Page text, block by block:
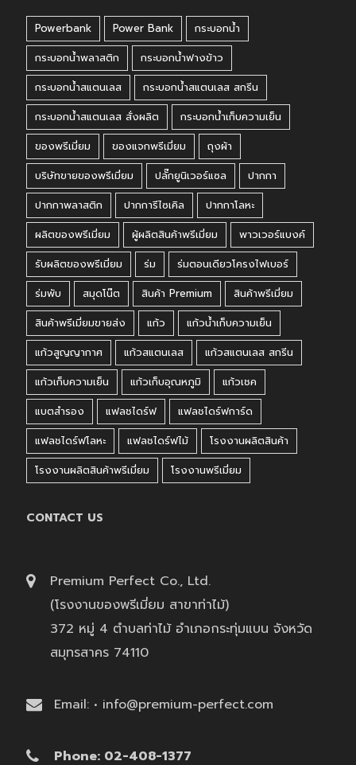
Powerbank Power Bank
กระบอกน้ำ
กระบอกน้ำพลาสติก
กระบอกน้ำฟางข้าว
กระบอกน้ำสแตนเลส
กระบอกน้ำสแตนเลส สกรีน
กระบอกน้ำสแตนเลส สั่งผลิต
กระบอกน้ำเก็บความเย็น
ของพรีเมี่ยม
ของแจกพรีเมี่ยม
ถุงผ้า
บริษัทขายของพรีเมี่ยม
ปลั๊กยูนิเวอร์แซล
ปากกา
ปากกาพลาสติก
ปากการีไซเคิล
ปากกาโลหะ
ผลิตของพรีเมี่ยม
ผู้ผลิตสินค้าพรีเมี่ยม
พาวเวอร์แบงค์
รับผลิตของพรีเมี่ยม
ร่ม
ร่มตอนเดียวโครงไฟเบอร์
ร่มพับ
สมุดโน๊ต สินค้า Premium
สินค้าพรีเมี่ยม
สินค้าพรีเมี่ยมขายส่ง
แก้ว
แก้วน้ำเก็บความเย็น
แก้วสูญญากาศ
แก้วสแตนเลส
แก้วสแตนเลส สกรีน
แก้วเก็บความเย็น
แก้วเก็บอุณหภูมิ
แก้วเชค
แบตสำรอง
แฟลชไดร์ฟ
แฟลชไดร์ฟการ์ด
แฟลชไดร์ฟโลหะ
แฟลชไดร์ฟไม้
โรงงานผลิตสินค้า
โรงงานผลิตสินค้าพรีเมี่ยม
โรงงานพรีเมี่ยม
CONTACT US
Premium Perfect Co., Ltd.
(โรงงานของพรีเมี่ยม สาขาท่าไม้)
372 หมู่ 4 ตำบลท่าไม้ อำเภอกระทุ่มแบน จังหวัด
สมุทรสาคร 74110
Email: • info@premium-perfect.com
Phone: 02-408-1377